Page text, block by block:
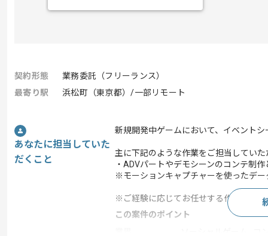
契約形態
業務委託（フリーランス）
最寄り駅
浜松町（東京都）/一部リモート
あなたに担当していた
だくこと
新規開発中ゲームにおいて、イベント
主に下記のような作業をご担当していた
・ADVパートやデモシーンのコンテ制
※モーションキャプチャーを使ったデ
※ご経験に応じてお任せする作業は変動
この案件のポイント